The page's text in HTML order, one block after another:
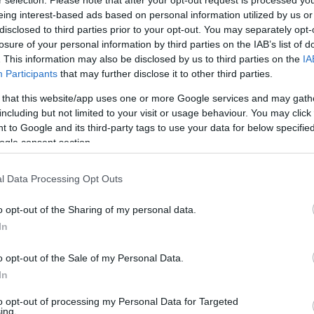
interest-based ads based on personal information utilized by us
to third parties prior to your opt-out. You may separately
of your personal information by third parties on the IAB’s list of
This information may also be disclosed by us to third parties on the
Participants that may further disclose it to other third parties.
that this website/app uses one or more Google services and may
but not limited to your visit or usage behaviour. You may
to Google and its third-party tags to use your data for below
consent section.
Data Processing Opt Outs
opt-out of the Sharing of my personal data.
opt-out of the Sale of my Personal Data.
opt-out of processing my Personal Data for Targeted
| Protezione | Scarpe |
Potrebbero
DarniBlack Tg. S-M-
Esd S3 Ci Src bassa